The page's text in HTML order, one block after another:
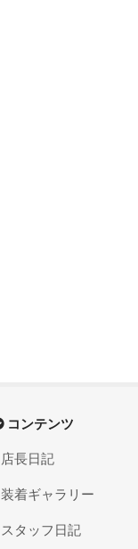
コンテンツ
店長日記
装着ギャラリー
スタッフ日記